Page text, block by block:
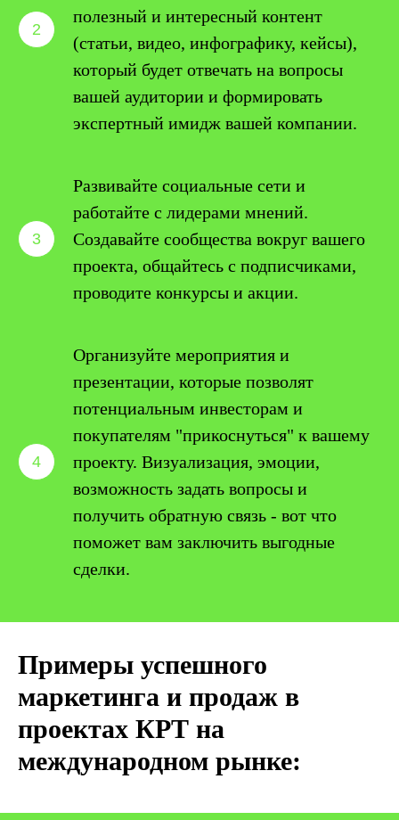
полезный и интересный контент
(статьи, видео, инфографику, кейсы),
который будет отвечать на вопросы
вашей аудитории и формировать
экспертный имидж вашей компании.
Развивайте социальные сети и
работайте с лидерами мнений.
Создавайте сообщества вокруг вашего
проекта, общайтесь с подписчиками,
проводите конкурсы и акции.
Организуйте мероприятия и
презентации, которые позволят
потенциальным инвесторам и
покупателям "прикоснуться" к вашему
проекту. Визуализация, эмоции,
возможность задать вопросы и
получить обратную связь - вот что
поможет вам заключить выгодные
сделки.
Примеры успешного
маркетинга и продаж в
проектах КРТ на
международном рынке: